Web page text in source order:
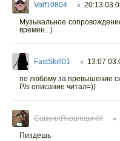
Volf10804 ○ 20:13
Музыкальное
времен...)
FastSkill01 ○ 13:07
по любому за превышение
P/s описание читал=))
СамуилЯковлевичМ ○
Пиздешь